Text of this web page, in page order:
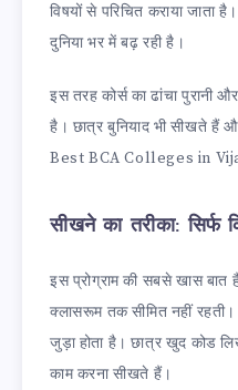
विषयों से परिचित कराया जाता
दुनिया भर में बढ़ रही है।
इस तरह कोर्स का ढांचा पुरानी
है। छात्र बुनियाद भी सीखते हैं
Best BCA Colleges in
सीखने का तरीका: सिर्फ
इस प्रोग्राम की सबसे खास बात
क्लासरूम तक सीमित नहीं
जुड़ा होता है। छात्र खुद कोड
काम करना सीखते हैं।